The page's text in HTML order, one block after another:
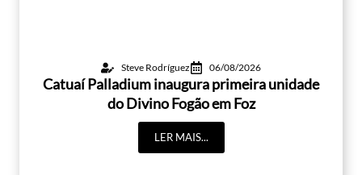
Steve Rodríguez 06/08/2026
Catuaí Palladium inaugura primeira unidade
do Divino Fogão em Foz
LER MAIS...